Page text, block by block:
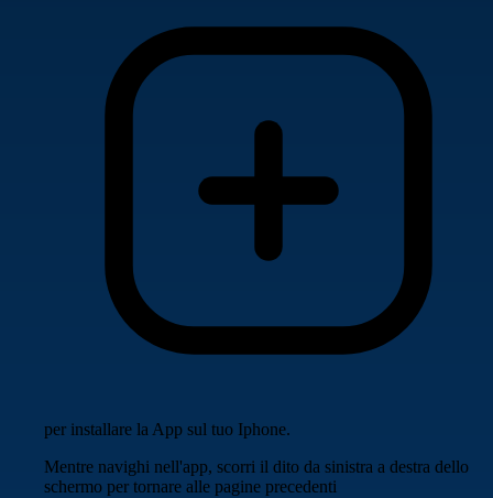
per installare la App sul tuo Iphone.
Mentre navighi nell'app, scorri il dito da sinistra a destra dello
schermo per tornare alle pagine precedenti